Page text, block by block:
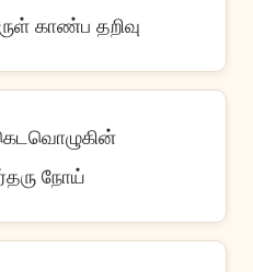
காண்ப தறிவு
கெடவொழுகின்
நோய்